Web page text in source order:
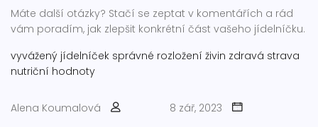
Máte další otázky? Stačí se zeptat v komentářích a rád
vám poradím, jak zlepšit konkrétní část vašeho jídelníčku.
vyvážený jídelníček správné rozložení živin zdravá strava
nutriční hodnoty
Alena Koumalová 8 zář, 2023